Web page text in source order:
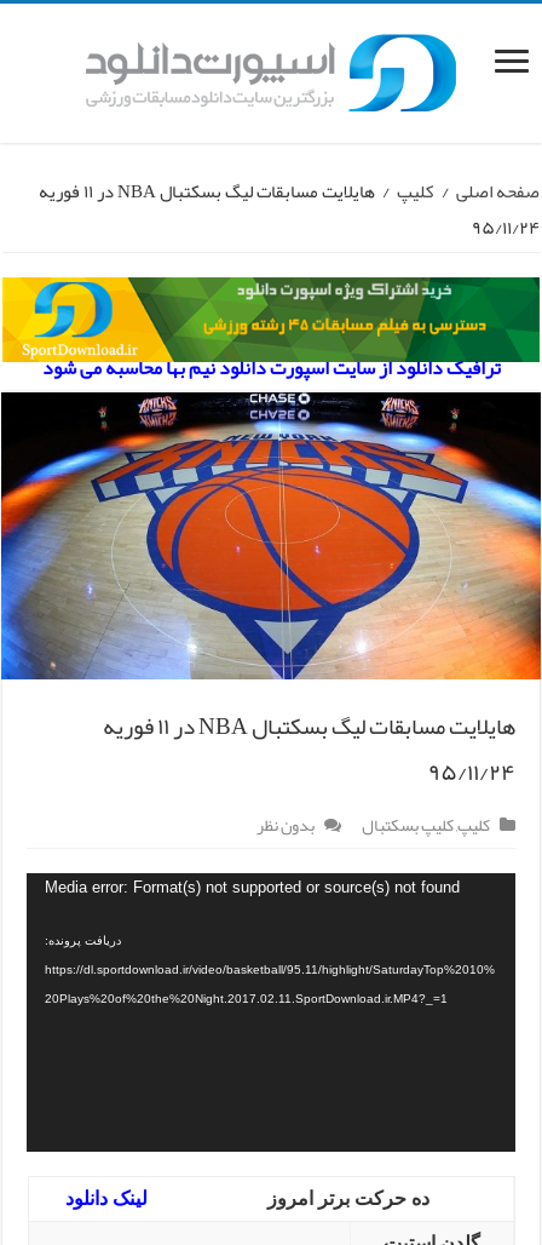
صفحه اصلی / کلیپ /
هایلایت مسابقات لیگ بسکتبال NBA در ۱۱ فوریه
۹۵/۱۱/۲۴
ترافیک دانلود از سایت اسپورت دانلود نیم بها محاسبه می شود
هایلایت مسابقات لیگ بسکتبال NBA در ۱۱ فوریه
۹۵/۱۱/۲۴
کلیپ,کلیپ بسکتبال بدون نظر
Media error: Format(s) not supported or source(s) not found
دریافت پرونده:
https://dl.sportdownload.ir/video/basketball/95.11/highlight/SaturdayTop%2010%
20Plays%20of%20the%20Night.2017.02.11.SportDownload.ir.MP4?_=1
ده حرکت برتر امروز لینک دانلود